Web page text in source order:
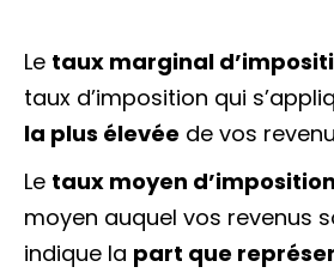
Le taux marginal
taux d’imposition qui
la plus élevée de vos
Le taux moyen d’imposition
moyen auquel vos revenus
indique la part que